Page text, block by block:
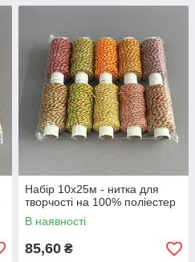
Набір 10х25м - нитка для
творчості на 100% поліестер
В наявності
85,60 ₴